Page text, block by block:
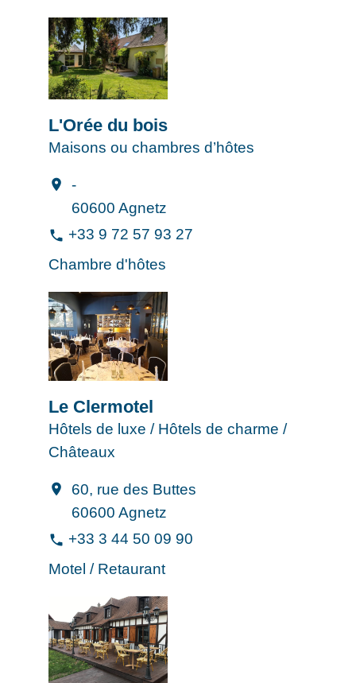
L'Orée du bois
Maisons ou chambres d’hôtes
location_on
-
60600 Agnetz
phone +33 9 72 57 93 27
Chambre d'hôtes
Le Clermotel
Hôtels de luxe / Hôtels de charme /
Châteaux
location_on
60, rue des Buttes
60600 Agnetz
phone +33 3 44 50 09 90
Motel / Retaurant